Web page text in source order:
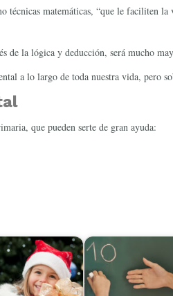
matemáticas, “que le faciliten
de la lógica y deducción, será mucho
a lo largo de toda nuestra vida, pero
que pueden serte de gran ayuda: